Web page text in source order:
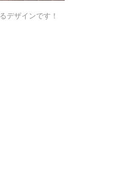
デザインです！